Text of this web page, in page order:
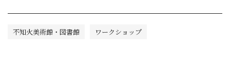
不知火美術館・図書館 ワークショップ